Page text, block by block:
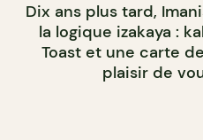
Dix ans plus tard,
la logique izakaya :
Toast et une carte
plaisir de